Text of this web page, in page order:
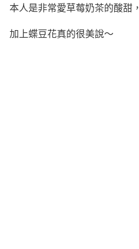
本人是非常愛草莓奶茶的酸甜，
加上蝶豆花真的很美說～